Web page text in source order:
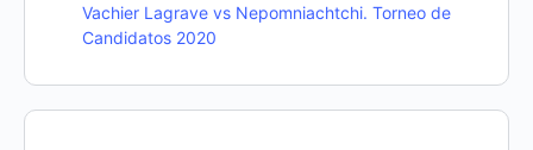
Vachier Lagrave vs Nepomniachtchi. Torneo de
Candidatos 2020